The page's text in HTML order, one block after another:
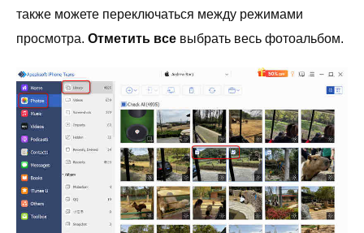
также можете переключаться между режимами
просмотра. Отметить все выбрать весь фотоальбом.